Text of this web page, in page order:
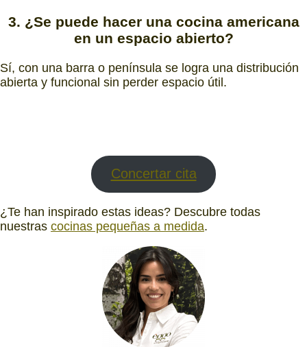
3. ¿Se puede hacer una cocina americana
en un espacio abierto?
Sí, con una barra o península se logra una distribución
abierta y funcional sin perder espacio útil.
Concertar cita
¿Te han inspirado estas ideas? Descubre todas
nuestras cocinas pequeñas a medida.